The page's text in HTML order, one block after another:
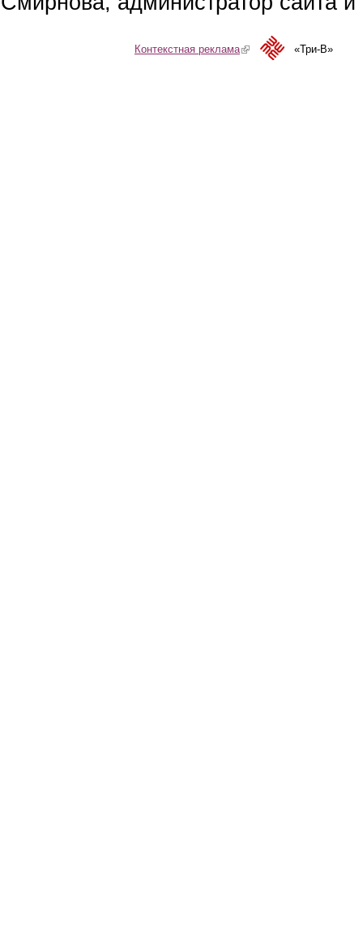
Контекстная реклама(link is external)«Три-В»